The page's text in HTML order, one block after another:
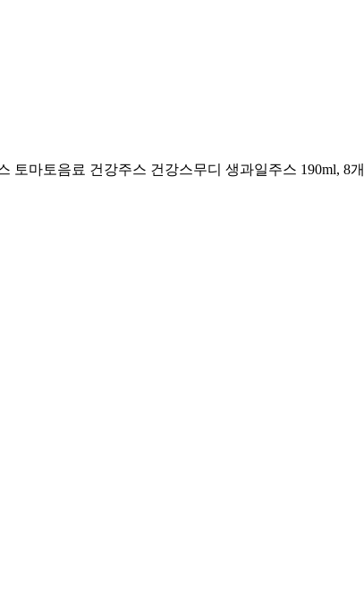
토마토음료 건강주스 건강스무디 생과일주스 190ml, 8